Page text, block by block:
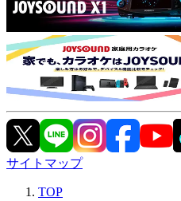
サイトマップ
TOP